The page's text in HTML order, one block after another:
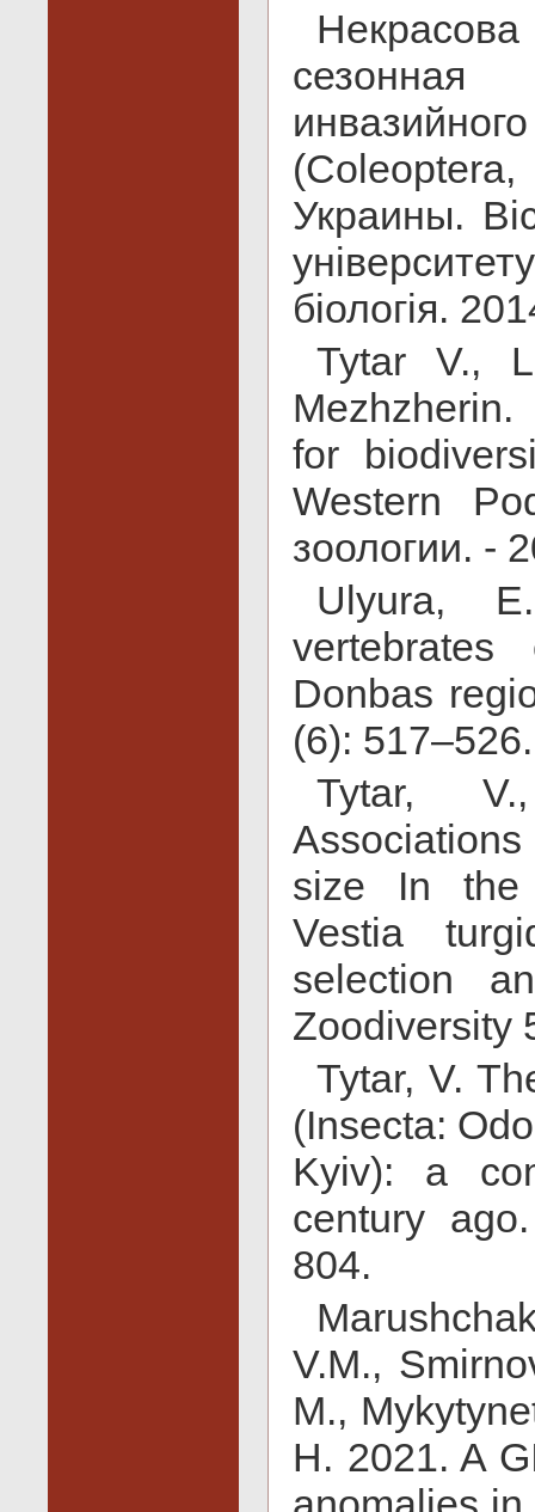
Украины.
біологія.
Tytar V.,
for
Western
зоологии. -
Ulyura,
Donbas
(6): 517–526.
Tytar,
size In the
Vestia
selection
Zoodiversity
Tytar, V.
(Insecta:
Kyiv): a
century
804.
V.M.,
M.,
H. 2021. A